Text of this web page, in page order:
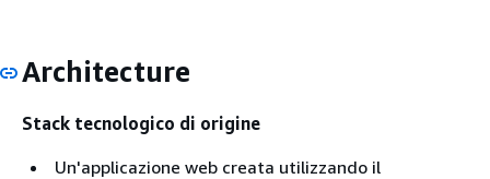
Architecture
Stack tecnologico di origine
Un'applicazione web creata utilizzando il